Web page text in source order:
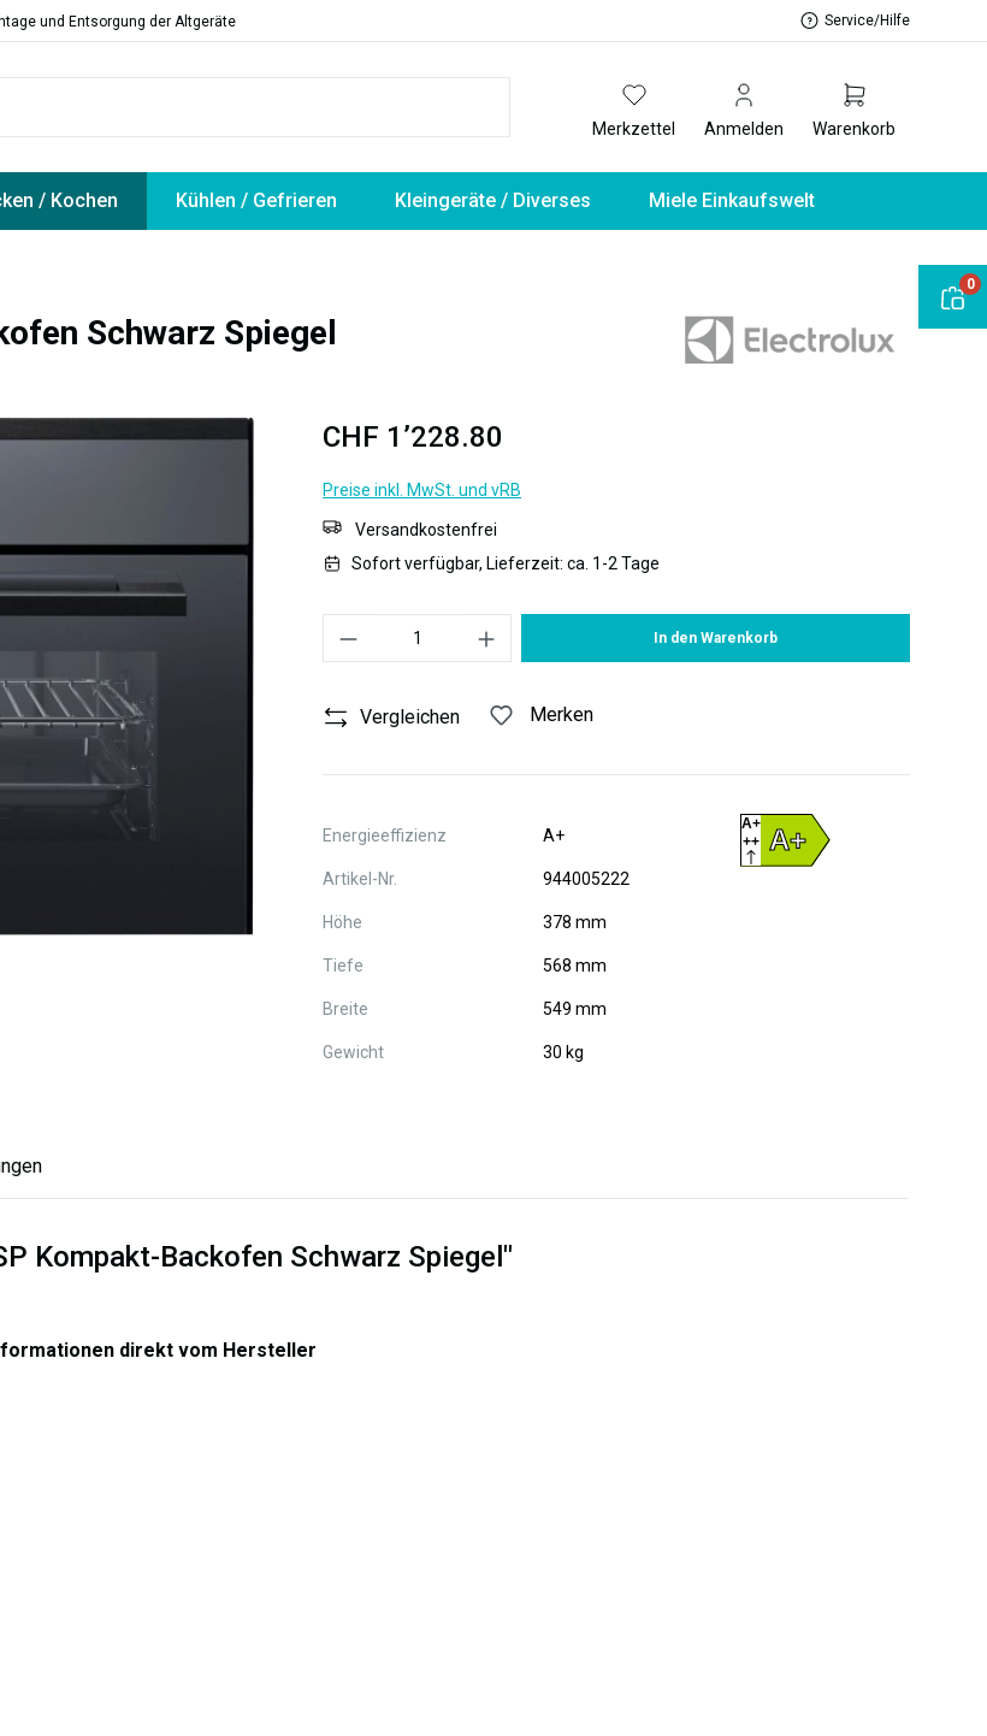
und Entsorgung der Altgeräte Service/Hilfe
Merkzettel Anmelden Warenkorb
/ Kochen Kühlen / Gefrieren Kleingeräte / Diverses Miele Einkaufswelt
Schwarz Spiegel
CHF 1’228.80
Preise inkl. MwSt. und vRB
Versandkostenfrei
Sofort verfügbar, Lieferzeit: ca. 1-2 Tage
In den Warenkorb
Vergleichen Merken
Energieeffizienz A+
Artikel-Nr. 944005222
Höhe 378 mm
Tiefe 568 mm
Breite 549 mm
Gewicht 30 kg
A+
A+
++
Kompakt-Backofen Schwarz Spiegel"
direkt vom Hersteller
0